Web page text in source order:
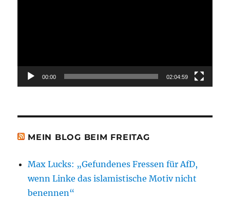
00:00 02:04:59
MEIN BLOG BEIM FREITAG
Max Lucks: „Gefundenes Fressen für AfD,
wenn Linke das islamistische Motiv nicht
benennen“